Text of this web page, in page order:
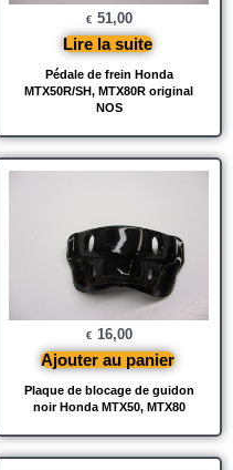
Pédale de frein Honda
MTX50R/SH, MTX80R original
NOS
€ 51,00
Lire la suite
Plaque de blocage de guidon
noir Honda MTX50, MTX80
€ 16,00
Ajouter au panier